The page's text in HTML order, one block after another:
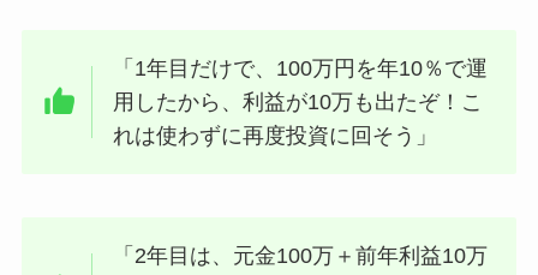
「1年目だけで、100万円を年10％で運
用したから、利益が10万も出たぞ！こ
れは使わずに再度投資に回そう」
「2年目は、元金100万＋前年利益10万